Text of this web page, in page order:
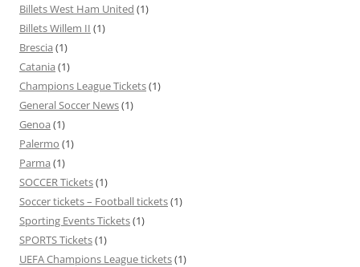
Billets West Ham United (1)
Billets Willem II (1)
Brescia (1)
Catania (1)
Champions League Tickets(1)
General Soccer News(1)
Genoa (1)
Palermo (1)
Parma (1)
SOCCER Tickets(1)
Soccer tickets – Football tickets(1)
Sporting Events Tickets(1)
SPORTS Tickets(1)
UEFA Champions League tickets(1)